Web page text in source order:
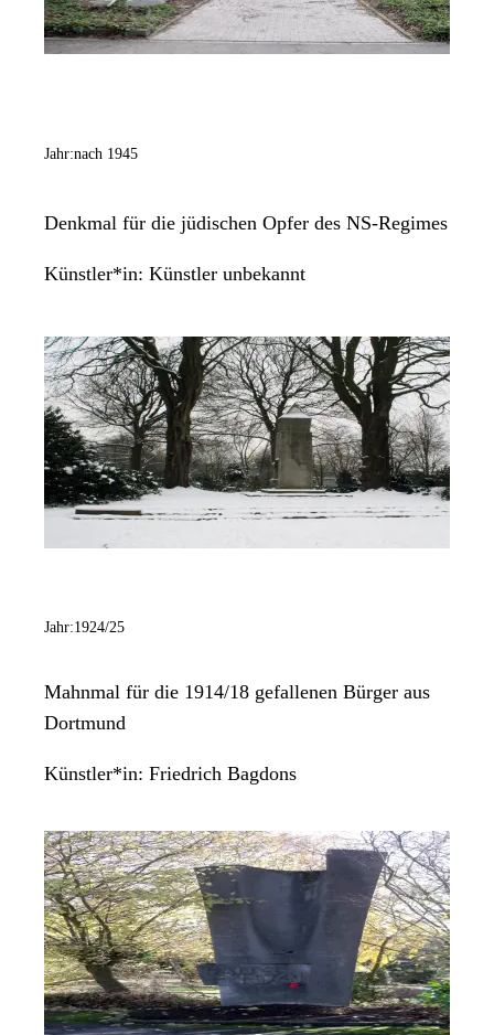
Jahr:nach 1945
Denkmal für die jüdischen Opfer des NS-Regimes
Künstler*in: Künstler unbekannt
Jahr:1924/25
Mahnmal für die 1914/18 gefallenen Bürger aus
Dortmund
Künstler*in: Friedrich Bagdons